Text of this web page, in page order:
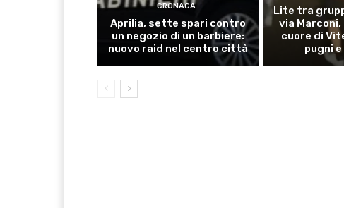
CRONACA
Aprilia, sette spari contro
un negozio di un barbiere:
nuovo raid nel centro città
Lite tra
via
cuore di
pugni